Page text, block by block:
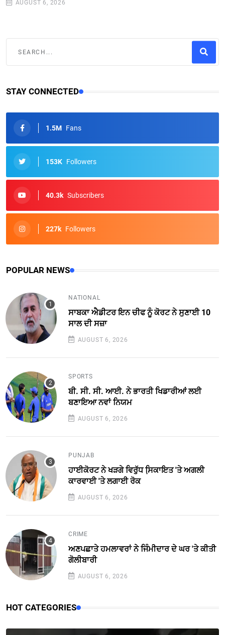
AUGUST 6, 2026
STAY CONNECTED
1.5M Fans
153K Followers
40.3k Subscribers
227k Followers
POPULAR NEWS
NATIONAL
ਸਾਬਕਾ ਐਡੀਟਰ ਇਨ ਚੀਫ ਨੂੰ ਕੋਰਟ ਨੇ ਸੁਣਾਈ 10
ਸਾਲ ਦੀ ਸਜ਼ਾ
AUGUST 6, 2026
SPORTS
ਬੀ. ਸੀ. ਸੀ. ਆਈ. ਨੇ ਭਾਰਤੀ ਖਿਡਾਰੀਆਂ ਲਈ
ਬਣਾਇਆ ਨਵਾਂ ਨਿਯਮ
AUGUST 6, 2026
PUNJAB
ਹਾਈਕੋਰਟ ਨੇ ਖੜਗੇ ਵਿਰੁੱਧ ਸਿ਼ਕਾਇਤ 'ਤੇ ਅਗਲੀ
ਕਾਰਵਾਈ 'ਤੇ ਲਗਾਈ ਰੋਕ
AUGUST 6, 2026
CRIME
ਅਣਪਛਾਤੇ ਹਮਲਾਵਰਾਂ ਨੇ ਜਿੰਮੀਦਾਰ ਦੇ ਘਰ 'ਤੇ ਕੀਤੀ
ਗੋਲੀਬਾਰੀ
AUGUST 6, 2026
HOT CATEGORIES